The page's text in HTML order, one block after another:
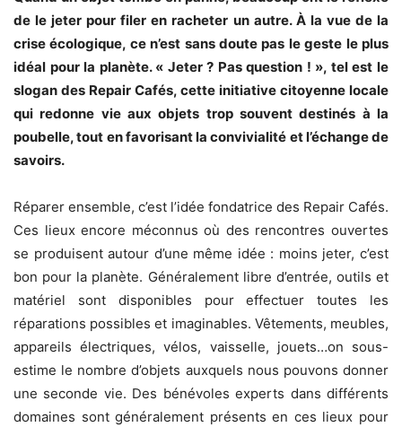
de le jeter pour filer en racheter un autre. À la vue de la
crise écologique, ce n’est sans doute pas le geste le plus
idéal pour la planète. « Jeter ? Pas question ! », tel est le
slogan des Repair Cafés, cette initiative citoyenne locale
qui redonne vie aux objets trop souvent destinés à la
poubelle, tout en favorisant la convivialité et l’échange de
savoirs.
Réparer ensemble, c’est l’idée fondatrice des Repair Cafés.
Ces lieux encore méconnus où des rencontres ouvertes
se produisent autour d’une même idée : moins jeter, c’est
bon pour la planète. Généralement libre d’entrée, outils et
matériel sont disponibles pour effectuer toutes les
réparations possibles et imaginables. Vêtements, meubles,
appareils électriques, vélos, vaisselle, jouets…on sous-
estime le nombre d’objets auxquels nous pouvons donner
une seconde vie. Des bénévoles experts dans différents
domaines sont généralement présents en ces lieux pour